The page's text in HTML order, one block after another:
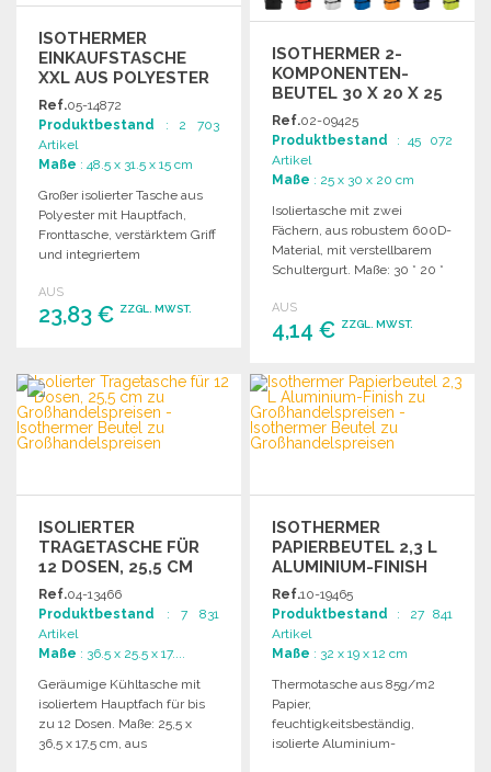
ISOTHERMER
EINKAUFSTASCHE
XXL AUS POLYESTER
1680D
Ref.05-14872
Produktbestand : 2 703
Artikel
Maße : 48.5 x 31.5 x 15 cm
Großer isolierter Tasche aus
Polyester mit Hauptfach,
Fronttasche, verstärktem Griff
und integriertem
x 48,5 cm.
AUS
23,83 € ZZGL. MWST.
Angebot anfordern
ISOTHERMER 2-
KOMPONENTEN-
BEUTEL 30 X 20 X 25
CM
Ref.02-09425
Produktbestand : 45 072
Artikel
Maße : 25 x 30 x 20 cm
Isoliertasche mit zwei
Fächern, aus robustem 600D-
Material, mit verstellbarem
Schultergurt. Maße: 30 * 20 *
AUS
4,14 € ZZGL. MWST.
BESTELLEN
Angebot anfordern
ISOLIERTER
TRAGETASCHE FÜR
12 DOSEN, 25,5 CM
ZU
GROSSHANDELSPREISEN
Ref.04-13466
Produktbestand : 7 831
Artikel
Maße : 36.5 x 25.5 x 17....
Geräumige Kühltasche mit
isoliertem Hauptfach für bis
zu 12 Dosen. Maße: 25,5 x
36,5 x 17,5 cm, aus
ISOTHERMER
PAPIERBEUTEL 2,3 L
ALUMINIUM-FINISH
ZU
GROSSHANDELSPREISEN
Ref.10-19465
Produktbestand : 27 841
Artikel
Maße : 32 x 19 x 12 cm
Thermotasche aus 85g/m2
Papier,
feuchtigkeitsbeständig,
isolierte Aluminium-